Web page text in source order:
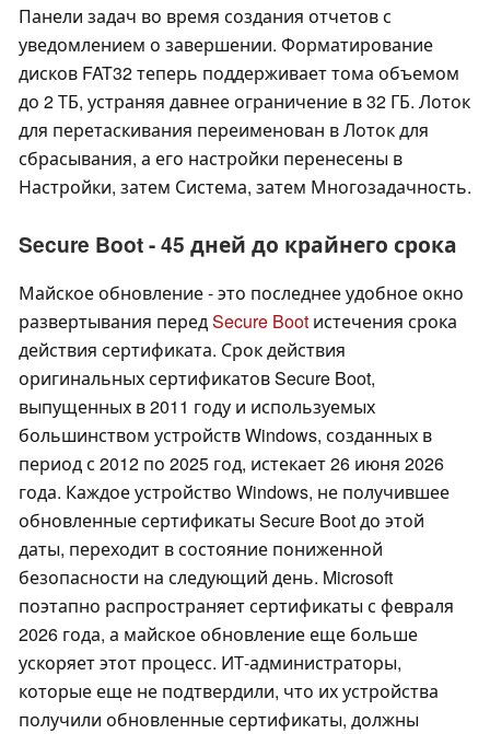
Панели задач во время создания отчетов с
уведомлением о завершении. Форматирование
дисков FAT32 теперь поддерживает тома объемом
до 2 ТБ, устраняя давнее ограничение в 32 ГБ. Лоток
для перетаскивания переименован в Лоток для
сбрасывания, а его настройки перенесены в
Настройки, затем Система, затем Многозадачность.
Secure Boot - 45 дней до крайнего срока
Майское обновление - это последнее удобное окно
развертывания передSecure Boot истечения срока
действия сертификата. Срок действия
оригинальных сертификатов Secure Boot,
выпущенных в 2011 году и используемых
большинством устройств Windows, созданных в
период с 2012 по 2025 год, истекает 26 июня 2026
года. Каждое устройство Windows, не получившее
обновленные сертификаты Secure Boot до этой
даты, переходит в состояние пониженной
безопасности на следующий день. Microsoft
поэтапно распространяет сертификаты с февраля
2026 года, а майское обновление еще больше
ускоряет этот процесс. ИТ-администраторы,
которые еще не подтвердили, что их устройства
получили обновленные сертификаты, должны